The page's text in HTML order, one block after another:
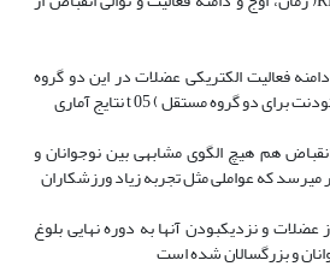
فعالیت الکتریکی عضلات در این دو گروه
هم هیچ الگوی مشابهی بین نوجوانان و
میرسد که عواملی مثل تجربه زیاد ورزشکاران
عضلات و نزدیکبودن آنها به دوره نهایی بلوغ
و بزرگسالان شده است